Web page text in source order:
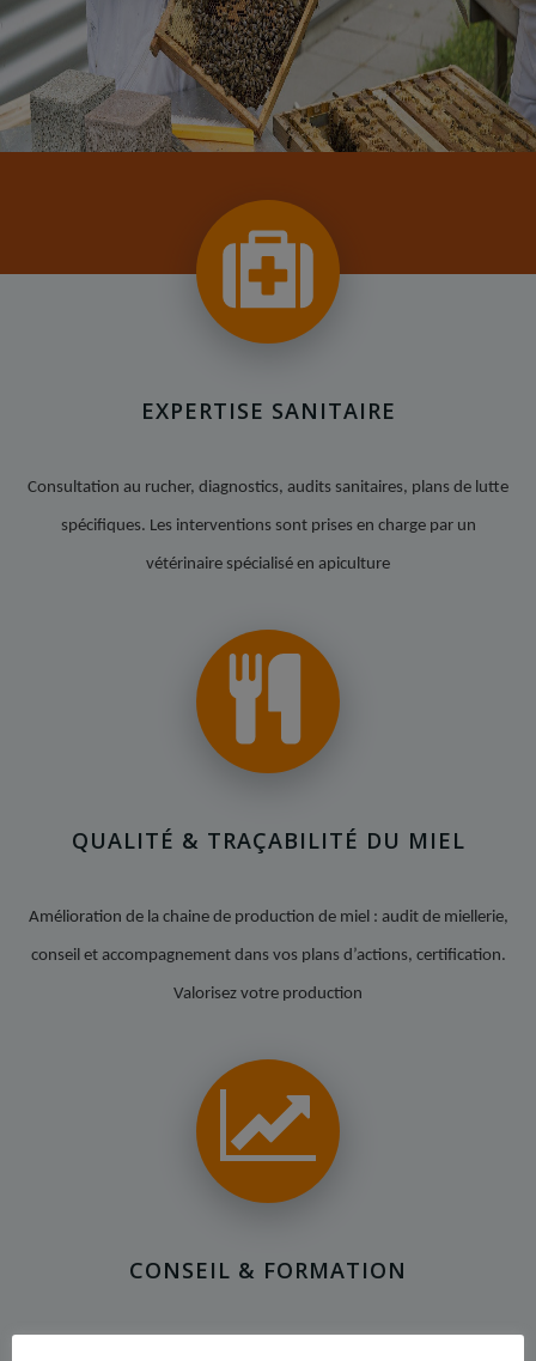
EXPERTISE SANITAIRE
Consultation au rucher, diagnostics, audits sanitaires, plans de lutte
spécifiques. Les interventions sont prises en charge par un
vétérinaire spécialisé en apiculture
QUALITÉ & TRAÇABILITÉ DU MIEL
Amélioration de la chaine de production de miel : audit de miellerie,
conseil et accompagnement dans vos plans d’actions, certification.
Valorisez votre production
CONSEIL & FORMATION